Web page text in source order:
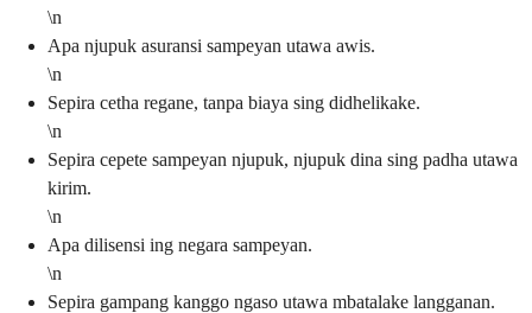
\n
Apa njupuk asuransi sampeyan utawa awis.
\n
Sepira cetha regane, tanpa biaya sing didhelikake.
\n
Sepira cepete sampeyan njupuk, njupuk dina sing padha utawa
kirim.
\n
Apa dilisensi ing negara sampeyan.
\n
Sepira gampang kanggo ngaso utawa mbatalake langganan.